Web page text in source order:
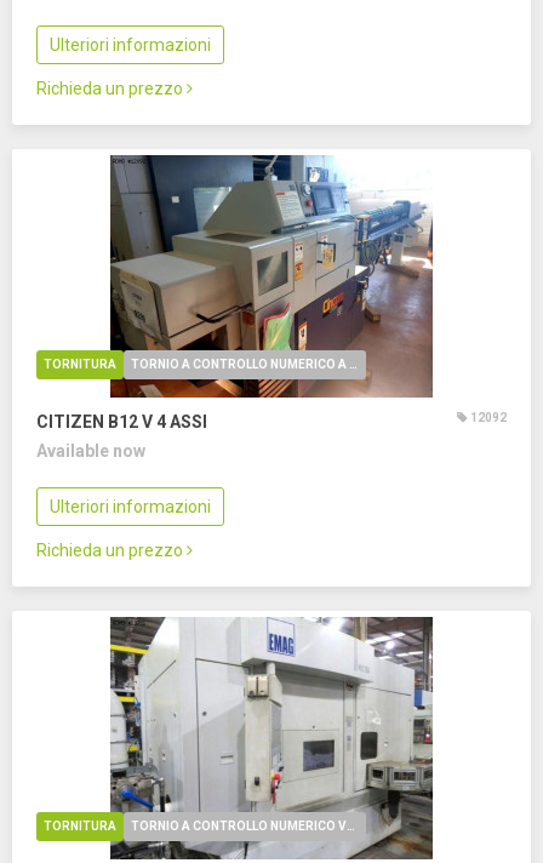
Ulteriori informazioni
Richieda un prezzo
TORNITURA
CITIZEN B12 V4 ASSI 12092
Available now
Ulteriori informazioni
Richieda un prezzo
TORNITURA